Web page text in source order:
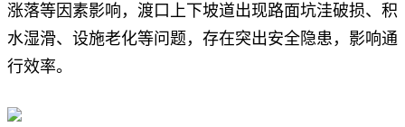
涨落等因素影响，渡口上下坡道出现路面坑洼破损、积
水湿滑、设施老化等问题，存在突出安全隐患，影响通
行效率。